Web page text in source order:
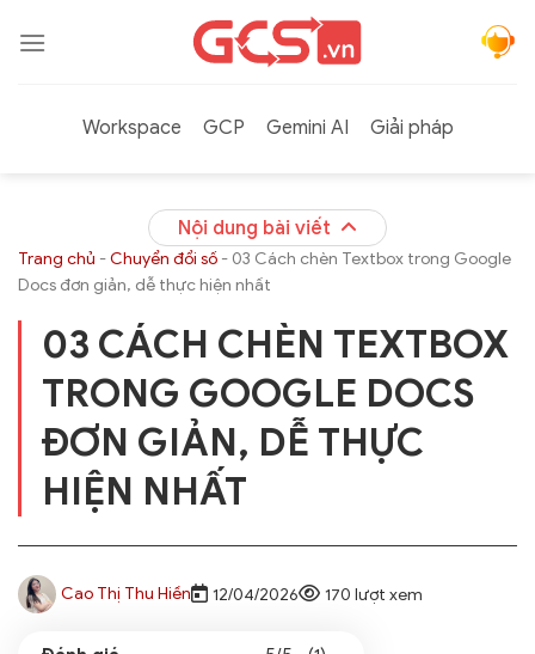
qua
Workspace
GCP Gemini AI Giải pháp
Nội dung bài viết
Trang chủ -Chuyển đổi số - 03 Cách chèn Textbox trong Google
Docs đơn giản, dễ thực hiện nhất
03 CÁCH CHÈN TEXTBOX
TRONG GOOGLE DOCS
ĐƠN GIẢN, DỄ THỰC
HIỆN NHẤT
Cao Thị Thu Hiền 12/04/2026 170 lượt xem